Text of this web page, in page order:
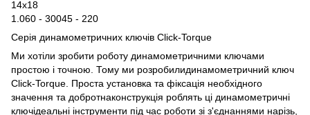
14x18
1.060 - 30045 - 220
Серія динамометричних ключів Click-Torque
Ми хотіли зробити роботу динамометричними ключами
простою і точною. Тому ми розробилидинамометричний ключ
Click-Torque. Проста установка та фіксація необхідного
значення та добротнаконструкція роблять ці динамометричні
ключідеальні інструменти під час роботи зі з'єднаннями нарізь,